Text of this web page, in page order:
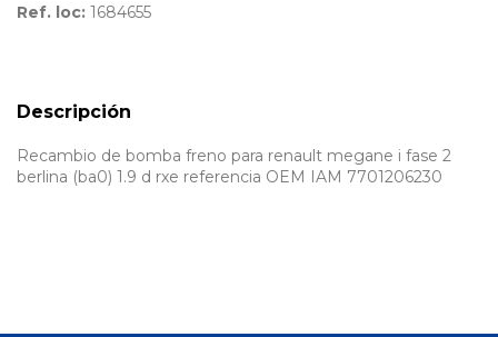
Ref. loc: 1684655
Descripción
Recambio de bomba freno para renault megane i fase 2
berlina (ba0) 1.9 d rxe referencia OEM IAM 7701206230